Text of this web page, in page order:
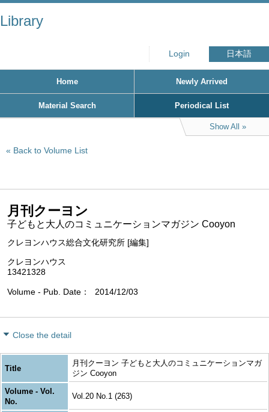
Library
Login 日本語
Home Newly Arrived
Material Search Periodical List
Show All
Back to Volume List
月刊クーヨン
子どもと大人のコミュニケーションマガジン Cooyon
クレヨンハウス総合文化研究所 [編集]
クレヨンハウス
13421328
Volume - Pub. Date 2014/12/03
Close the detail
Title
月刊クーヨン 子どもと大人のコミュニケーションマガ
ジン Cooyon
Volume - Vol.
No.
Vol.20 No.1 (263)